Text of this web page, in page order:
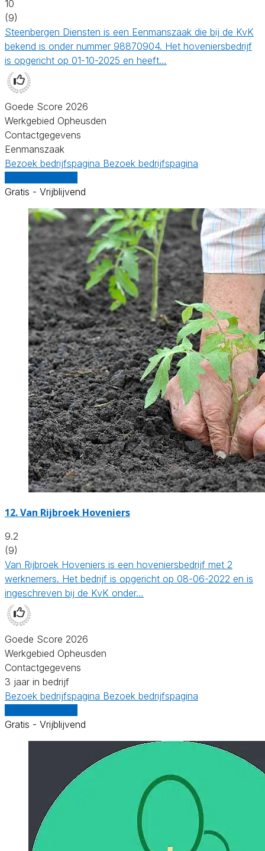
10
(9)
Steenbergen Diensten is een Eenmanszaak die bij de KvK
bekend is onder nummer 98870904. Het hoveniersbedrijf
is opgericht op 01-10-2025 en heeft…
Goede Score 2026
Werkgebied Opheusden
Contactgegevens
Eenmanszaak
Bezoek bedrijfspagina Bezoek bedrijfspagina
Gratis - Vrijblijvend
12.Van Rijbroek Hoveniers
9.2
(9)
Van Rijbroek Hoveniers is een hoveniersbedrijf met 2
werknemers. Het bedrijf is opgericht op 08-06-2022 en is
ingeschreven bij de KvK onder…
Goede Score 2026
Werkgebied Opheusden
Contactgegevens
3 jaar in bedrijf
Bezoek bedrijfspagina Bezoek bedrijfspagina
Gratis - Vrijblijvend